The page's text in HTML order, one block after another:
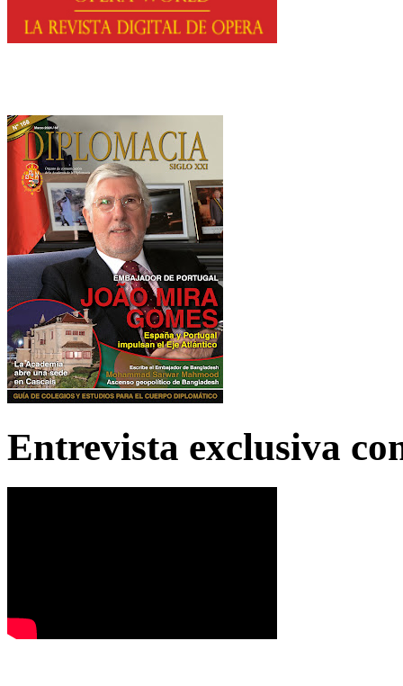
Entrevista exclusiva